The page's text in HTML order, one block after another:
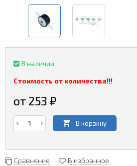
В наличии
Стоимость от количества!!!
от 253 ₽
В корзину
Сравнение В избранное